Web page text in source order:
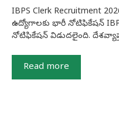
IBPS Clerk Recruitment
ఉద్యోగాలకు భారీ నోటిఫికేషన్
నోటిఫికేషన్ విడుదలైంది.
Read more